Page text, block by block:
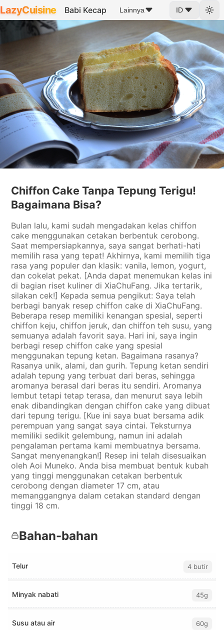
LazyCuisine Babi Kecap Lainnya ID
Chiffon Cake Tanpa Tepung Terigu!
Bagaimana Bisa?
Bulan lalu, kami sudah mengadakan kelas chiffon
cake menggunakan cetakan berbentuk cerobong.
Saat mempersiapkannya, saya sangat berhati-hati
memilih rasa yang tepat! Akhirnya, kami memilih tiga
rasa yang populer dan klasik: vanila, lemon, yogurt,
dan cokelat pekat. [Anda dapat menemukan kelas ini
di bagian riset kuliner di XiaChuFang. Jika tertarik,
silakan cek!] Kepada semua pengikut: Saya telah
berbagi banyak resep chiffon cake di XiaChuFang.
Beberapa resep memiliki kenangan spesial, seperti
chiffon keju, chiffon jeruk, dan chiffon teh susu, yang
semuanya adalah favorit saya. Hari ini, saya ingin
berbagi resep chiffon cake yang spesial
menggunakan tepung ketan. Bagaimana rasanya?
Rasanya unik, alami, dan gurih. Tepung ketan sendiri
adalah tepung yang terbuat dari beras, sehingga
aromanya berasal dari beras itu sendiri. Aromanya
lembut tetapi tetap terasa, dan menurut saya lebih
enak dibandingkan dengan chiffon cake yang dibuat
dari tepung terigu. [Kue ini saya buat bersama adik
perempuan yang sangat saya cintai. Teksturnya
memiliki sedikit gelembung, namun ini adalah
pengalaman pertama kami membuatnya bersama.
Sangat menyenangkan!] Resep ini telah disesuaikan
oleh Aoi Muneko. Anda bisa membuat bentuk kubah
yang tinggi menggunakan cetakan berbentuk
cerobong dengan diameter 17 cm, atau
memanggangnya dalam cetakan standard dengan
tinggi 18 cm.
Bahan-bahan
Telur 4 butir
Minyak nabati 45g
Susu atau air 60g